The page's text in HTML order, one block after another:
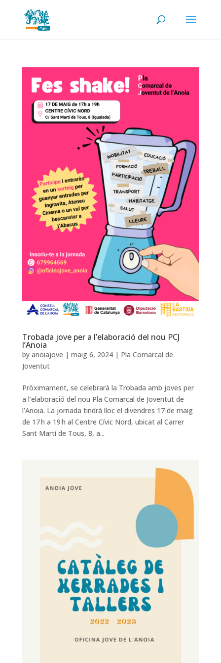
Trobada jove per a l’elaboració del nou PCJ
l’Anoia
by anoiajove | maig 6, 2024| Pla Comarcal de
Joventut
Pròximament, se celebrarà la Trobada amb joves per
a l’elaboració del nou Pla Comarcal de Joventut de
l’Anoia. La jornada tindrà lloc el divendres 17 de maig
de 17 h a 19 h al Centre Cívic Nord, ubicat al Carrer
Sant Martí de Tous, 8, a...